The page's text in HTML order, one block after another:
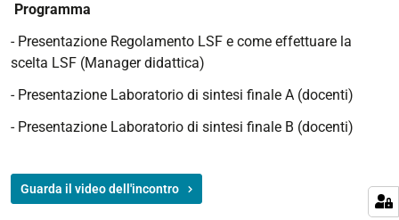
2019-
07-
18T15:30:00+02:00
07-
18T23:59:59+02:00
effettuare
una
Programma
- Presentazione Regolamento LSF e come effettuare la
scelta LSF (Manager didattica)
- Presentazione Laboratorio di sintesi finale A (docenti)
- Presentazione Laboratorio di sintesi finale B (docenti)
Guarda il video dell'incontro